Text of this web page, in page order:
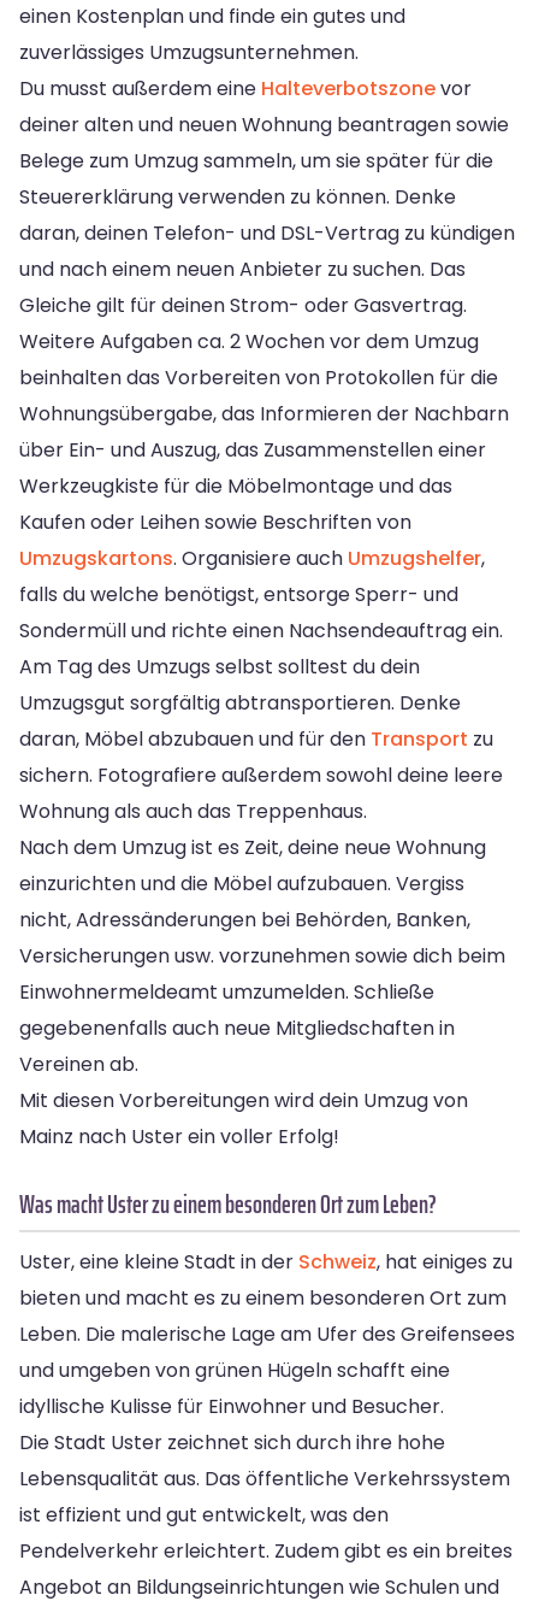
einen Kostenplan und finde ein gutes und
zuverlässiges Umzugsunternehmen.
Du musst außerdem eine Halteverbotszonevor
deiner alten und neuen Wohnung beantragen sowie
Belege zum Umzug sammeln, um sie später für die
Steuererklärung verwenden zu können. Denke
daran, deinen Telefon- und DSL-Vertrag zu kündigen
und nach einem neuen Anbieter zu suchen. Das
Gleiche gilt für deinen Strom- oder Gasvertrag.
Weitere Aufgaben ca. 2 Wochen vor dem Umzug
beinhalten das Vorbereiten von Protokollen für die
Wohnungsübergabe, das Informieren der Nachbarn
über Ein- und Auszug, das Zusammenstellen einer
Werkzeugkiste für die Möbelmontage und das
Kaufen oder Leihen sowie Beschriften von
Umzugskartons. Organisiere auch Umzugshelfer,
falls du welche benötigst, entsorge Sperr- und
Sondermüll und richte einen Nachsendeauftrag ein.
Am Tag des Umzugs selbst solltest du dein
Umzugsgut sorgfältig abtransportieren. Denke
daran, Möbel abzubauen und für den Transport zu
sichern. Fotografiere außerdem sowohl deine leere
Wohnung als auch das Treppenhaus.
Nach dem Umzug ist es Zeit, deine neue Wohnung
einzurichten und die Möbel aufzubauen. Vergiss
nicht, Adressänderungen bei Behörden, Banken,
Versicherungen usw. vorzunehmen sowie dich beim
Einwohnermeldeamt umzumelden. Schließe
gegebenenfalls auch neue Mitgliedschaften in
Vereinen ab.
Mit diesen Vorbereitungen wird dein Umzug von
Mainz nach Uster ein voller Erfolg!
Was macht Uster zu einem besonderen Ort zum Leben?
Uster, eine kleine Stadt in der Schweiz, hat einiges zu
bieten und macht es zu einem besonderen Ort zum
Leben. Die malerische Lage am Ufer des Greifensees
und umgeben von grünen Hügeln schafft eine
idyllische Kulisse für Einwohner und Besucher.
Die Stadt Uster zeichnet sich durch ihre hohe
Lebensqualität aus. Das öffentliche Verkehrssystem
ist effizient und gut entwickelt, was den
Pendelverkehr erleichtert. Zudem gibt es ein breites
Angebot an Bildungseinrichtungen wie Schulen und